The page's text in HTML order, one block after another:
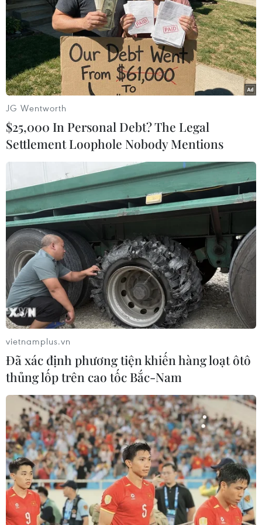
tiêu thụ xe sử dụng năng lượng xanh.
Đức thận trọng với việc nhà đầu tư Trung
Quốc mua cổ phần của Daimler
27/02/2018 03:14
Chính phủ Đức sẽ tiến hành xem xét một cách thận
trọng việc doanh nghiệp sản xuất ôtô Geely của Trung
Quốc chi ra khoảng 7,2 tỷ euro để mua 9,69% cổ phần
của tập đoàn sản xuất ôtô Daimler của Đức.
JG Wentworth
$25,000 In Personal Debt? The Legal
Settlement Loophole Nobody Mentions
vietnamplus.vn
Đã xác định phương tiện khiến hàng loạt ôtô
thủng lốp trên cao tốc Bắc-Nam